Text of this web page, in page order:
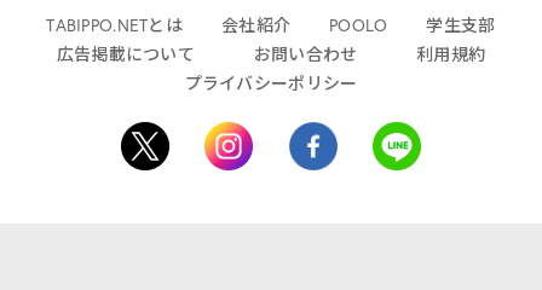
TABIPPO.NETとは 会社紹介 POOLO
学生支部
広告掲載について
お問い合わせ
利用規約
プライバシーポリシー